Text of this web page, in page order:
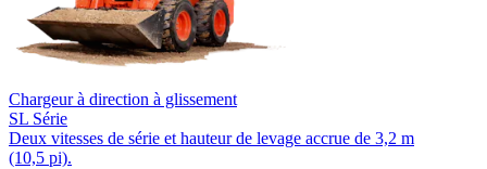
Chargeur à direction à glissement
SL Série
Deux vitesses de série et hauteur de levage accrue de 3,2 m
(10,5 pi).